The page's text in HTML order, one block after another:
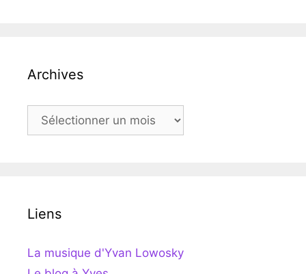
Archives
Archives
Liens
La musique d'Yvan Lowosky